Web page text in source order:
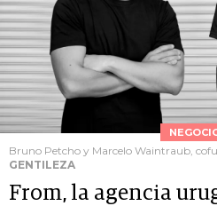
Bruno Petcho y Marcelo Waintraub,
GENTILEZA
From, la agencia